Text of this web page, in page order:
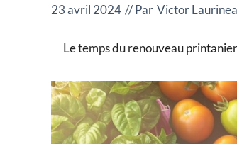
23 avril 2024 // Par Victor
Le temps du renouveau